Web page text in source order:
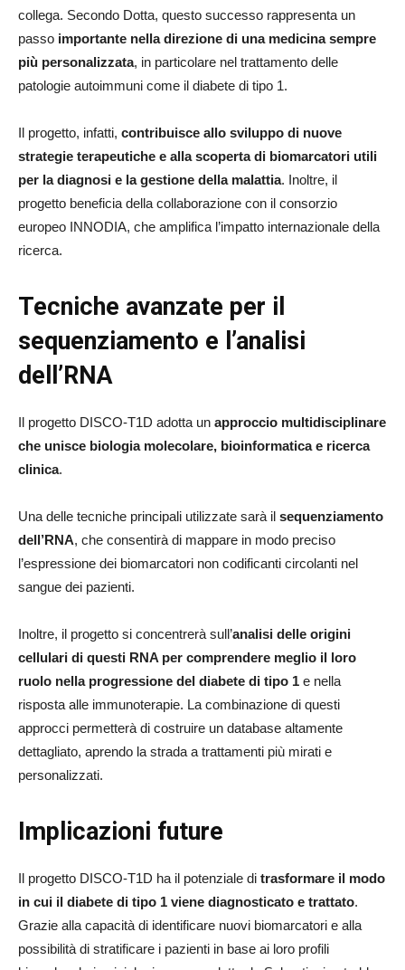
collega. Secondo Dotta, questo successo rappresenta un
passo importante nella direzione di una medicina sempre
più personalizzata, in particolare nel trattamento delle
patologie autoimmuni come il diabete di tipo 1.
Il progetto, infatti, contribuisce allo sviluppo di nuove
strategie terapeutiche e alla scoperta di biomarcatori utili
per la diagnosi e la gestione della malattia. Inoltre, il
progetto beneficia della collaborazione con il consorzio
europeo INNODIA, che amplifica l’impatto internazionale della
ricerca.
Tecniche avanzate per il
sequenziamento e l’analisi
dell’RNA
Il progetto DISCO-T1D adotta un approccio multidisciplinare
che unisce biologia molecolare, bioinformatica e ricerca
clinica.
Una delle tecniche principali utilizzate sarà il sequenziamento
dell’RNA, che consentirà di mappare in modo preciso
l’espressione dei biomarcatori non codificanti circolanti nel
sangue dei pazienti.
Inoltre, il progetto si concentrerà sull’analisi delle origini
cellulari di questi RNA per comprendere meglio il loro
ruolo nella progressione del diabete di tipo 1 e nella
risposta alle immunoterapie. La combinazione di questi
approcci permetterà di costruire un database altamente
dettagliato, aprendo la strada a trattamenti più mirati e
personalizzati.
Implicazioni future
Il progetto DISCO-T1D ha il potenziale di trasformare il modo
in cui il diabete di tipo 1 viene diagnosticato e trattato.
Grazie alla capacità di identificare nuovi biomarcatori e alla
possibilità di stratificare i pazienti in base ai loro profili